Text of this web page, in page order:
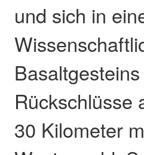
und sich in
Rückschlüsse
30 Kilometer